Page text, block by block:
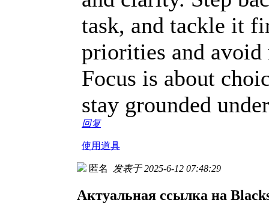
task, and tackle it
priorities and
Focus is about
stay grounded
回复
使用道具
匿名 发表于 2025-6-12 07:48:29
Актуальная ссылка на